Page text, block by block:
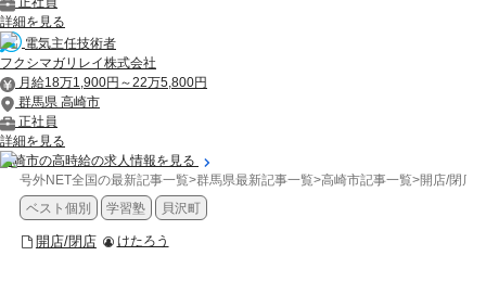
詳細を見る
電気主任技術者
フクシマガリレイ株式会社
月給18万1,900円～22万5,800円
群馬県 高崎市
正社員
詳細を見る
高崎市の高時給の求人情報を見る
号外NET全国の最新記事一覧>群馬県最新記事一覧>高崎市記事一覧>開店/閉店
ベスト個別
学習塾 貝沢町
開店/閉店 けたろう